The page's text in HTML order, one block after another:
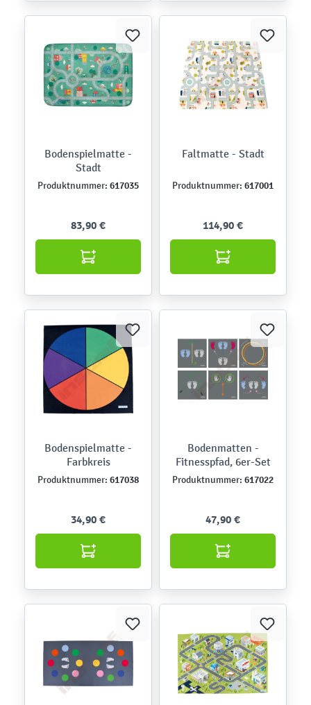
Bodenspielmatte -
Stadt
Produktnummer: 617035
83,90 €
Faltmatte - Stadt
Produktnummer: 617001
114,90 €
Bodenspielmatte -
Farbkreis
Produktnummer: 617038
34,90 €
Bodenmatten -
Fitnesspfad, 6er-Set
Produktnummer: 617022
47,90 €